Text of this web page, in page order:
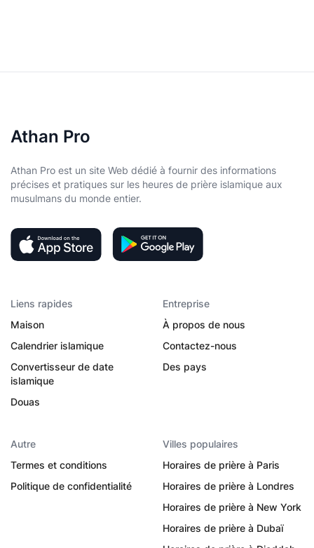
Athan Pro
Athan Pro est un site Web dédié à fournir des informations
précises et pratiques sur les heures de prière islamique aux
musulmans du monde entier.
Liens rapides
Maison
Calendrier islamique
Convertisseur de date
islamique
Douas
Entreprise
À propos de nous
Contactez-nous
Des pays
Autre
Termes et conditions
Politique de confidentialité
Villes populaires
Horaires de prière à Paris
Horaires de prière à Londres
Horaires de prière à New York
Horaires de prière à Dubaï